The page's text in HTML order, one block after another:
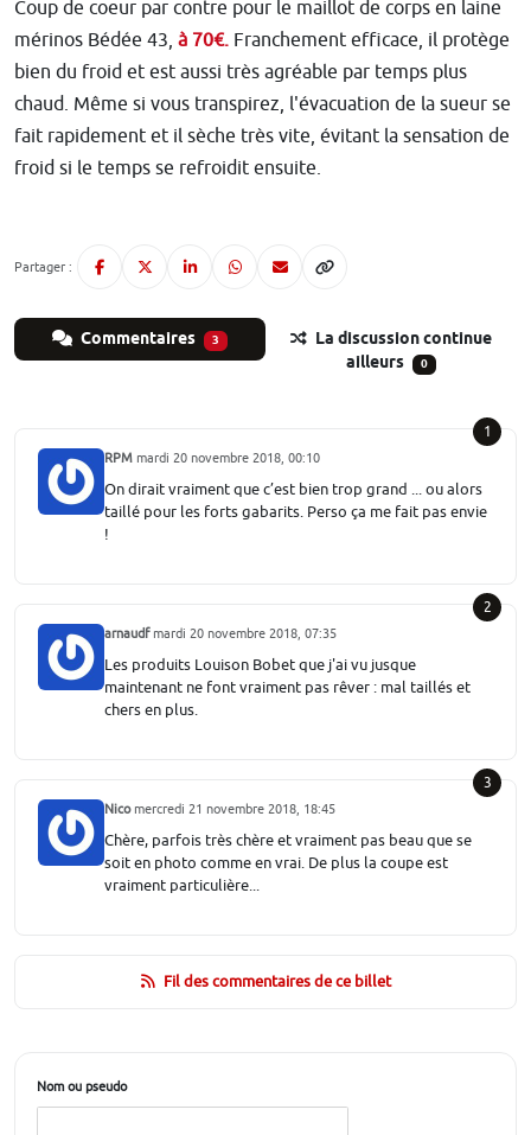
Coup de coeur par contre pour le maillot de corps en laine
mérinos Bédée 43, à 70€. Franchement efficace, il protège
bien du froid et est aussi très agréable par temps plus
chaud. Même si vous transpirez, l'évacuation de la sueur se
fait rapidement et il sèche très vite, évitant la sensation de
froid si le temps se refroidit ensuite.
Partager :
Commentaires 3
La discussion continue
ailleurs
0
1
RPM mardi 20 novembre 2018, 00:10
On dirait vraiment que c’est bien trop grand ... ou alors
taillé pour les forts gabarits. Perso ça me fait pas envie
!
2
arnaudfmardi 20 novembre 2018, 07:35
Les produits Louison Bobet que j'ai vu jusque
maintenant ne font vraiment pas rêver : mal taillés et
chers en plus.
3
Nicomercredi 21 novembre 2018, 18:45
Chère, parfois très chère et vraiment pas beau que se
soit en photo comme en vrai. De plus la coupe est
vraiment particulière...
Fil des commentaires de ce billet
Nom ou pseudo